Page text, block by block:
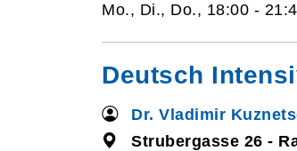
Mo., Di., Do., 18:00 -
Deutsch
Dr. Vladimir
Strubergasse 26 -